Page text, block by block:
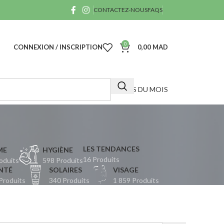
CONTACTEZ-NOUSFAQS
CONNEXION / INSCRIPTION 0 0,00 MAD
OFFRES DU MOIS
HYGIÈNE
598 Produits
LES TENDANCES
16 Produits
SOLAIRES
340 Produits
VISAGE
1 859 Produits